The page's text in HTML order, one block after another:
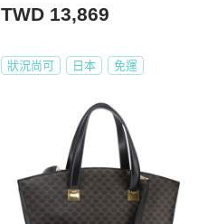
TWD 13,869
狀況尚可 日本 免運